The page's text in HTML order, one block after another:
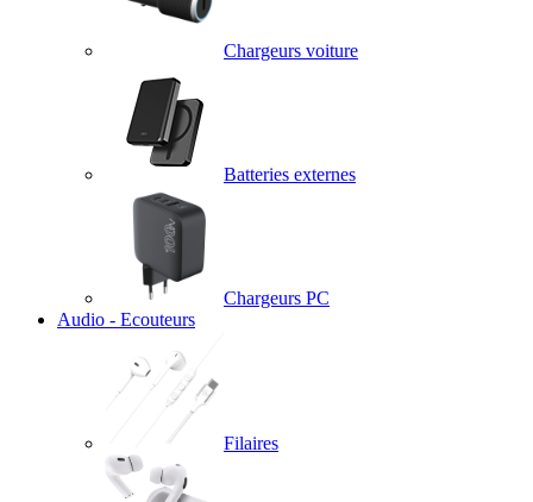
Chargeurs voiture
Batteries externes
Chargeurs PC
Audio - Ecouteurs
Filaires